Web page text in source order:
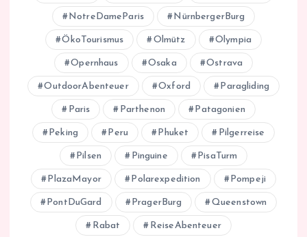
NotreDameParis NürnbergerBurg
ÖkoTourismus Olmütz Olympia
Opernhaus Osaka Ostrava
OutdoorAbenteuer Oxford Paragliding
Paris Parthenon Patagonien
Peking Peru Phuket Pilgerreise
Pilsen Pinguine PisaTurm
PlazaMayor Polarexpedition Pompeji
PontDuGard PragerBurg Queenstown
Rabat ReiseAbenteuer